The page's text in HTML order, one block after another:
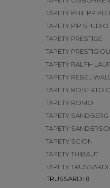
TAPETY PHILIPP
TAPETY PIP STUDIO
TAPETY PRESTIGE
TAPETY
TAPETY RALPH
TAPETY REBEL
TAPETY ROBERTO
TAPETY ROMO
TAPETY SANDBERG
TAPETY
TAPETY SCION
TAPETY THIBAUT
TAPETY TRUSSARDI
TRUSSARDI 8